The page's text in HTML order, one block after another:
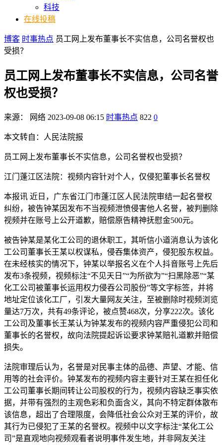
科技
在线投稿
博客 时事热点 员工网上发布董事长不实信息，公司名誉权也
受损？
员工网上发布董事长不实信息，公司名誉
权也受损？
来源： 网络 2023-09-08 06:15 时事热点 822 0
本文转自：人民法院报
员工网上发布董事长不实信息，公司名誉权也受损？
江门蓬江区法院：视频内容针对个人，仅侵犯董事长名誉权
本报讯 近日，广东省江门市蓬江区人民法院审结一起名誉权
纠纷，被告钟某因发布不当视频泄愤侵害他人名誉，被判删除
视频并在账号上公开道歉，赔偿原告精神抚慰金500元。
被告钟某是某化工公司的退休职工，其听信小道消息认为该化
工公司董事长王某以权谋私，侵吞集体资产，侵犯股东权益。
在未经核实的情况下，钟某以举报名义在个人抖音账号上先后
发布3条视频，视频标注“不见天日”“为所欲为”“扫黑除恶”“某
化工公司被董事长运用权力侵吞公司股份”等文字标签，并将
地址定位该化工厂，引发大量网友关注，至被删除时视频浏览
量达7万次，共有49条评论，被点赞468次，分享222次。该化
工公司及董事长王某认为钟某发布的视频内容严重侵犯公司和
董事长的名誉权，故向法院提起诉讼要求钟某赔礼道歉并赔偿
损失。
法院审理后认为，名誉是对民事主体的品德、声望、才能、信
用等的社会评价。钟某发布的视频内容主要针对王某在担任化
工公司董事长期间转让公司股权的行为，视频内容缺乏事实依
据，并带有强烈的主观色彩和负面含义，其向不特定群体散布
该信息，超出了合理限度，会降低社会公众对王某的评价，故
其行为已侵犯了王某的名誉权。视频中以文字标注“某化工公
司”是直观地向视频观看者说明事件发生地，并非网友关注